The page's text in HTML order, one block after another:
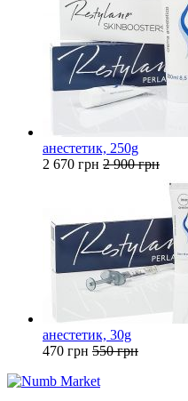
анестетик, 250g
2 670 грн 2 900 грн
анестетик, 30g
470 грн 550 грн